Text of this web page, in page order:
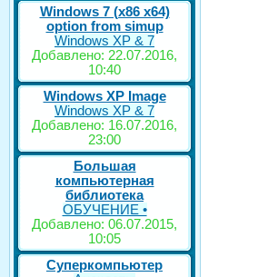
Windows 7 (x86 x64)
option from simup
Windows XP & 7
Добавлено: 22.07.2016,
10:40
Windows XP Image
Windows XP & 7
Добавлено: 16.07.2016,
23:00
Большая
компьютерная
библиотека
ОБУЧЕНИЕ •
Добавлено: 06.07.2015,
10:05
Суперкомпьютер